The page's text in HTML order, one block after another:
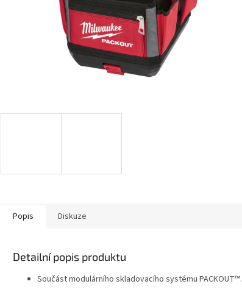
Popis Diskuze
Detailní popis produktu
Součást modulárního skladovacího systému PACKOUT™.